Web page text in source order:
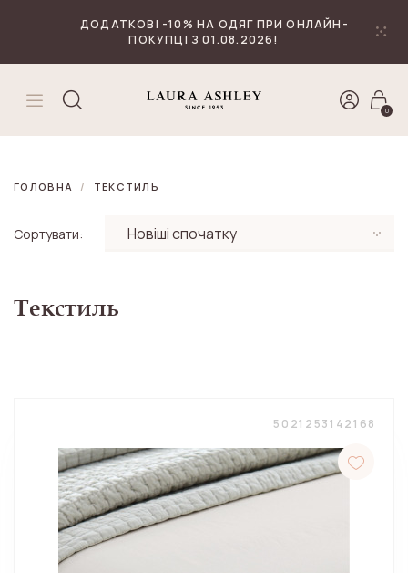
ДОДАТКОВІ -10% НА ОДЯГ ПРИ ОНЛАЙН-
ПОКУПЦІ З 01.08.2026!
0
ГОЛОВНА ТЕКСТИЛЬ
Сортувати:
Текстиль
5021253142168